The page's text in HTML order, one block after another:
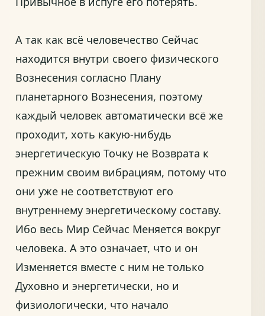
А так как всё человечество Сейчас
находится внутри своего физического
Вознесения согласно Плану
планетарного Вознесения, поэтому
каждый человек автоматически всё же
проходит, хоть какую-нибудь
энергетическую Точку не Возврата к
прежним своим вибрациям, потому что
они уже не соответствуют его
внутреннему энергетическому составу.
Ибо весь Мир Сейчас Меняется вокруг
человека. А это означает, что и он
Изменяется вместе с ним не только
Духовно и энергетически, но и
физиологически, что начало